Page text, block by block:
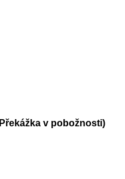
v pobožnosti)